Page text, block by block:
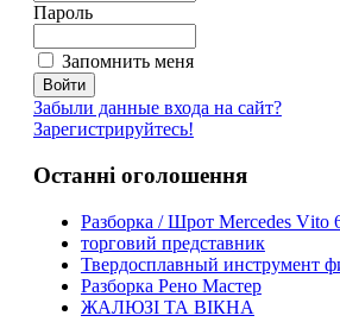
Пароль
Запомнить меня
Забыли данные входа на сайт?
Зарегистрируйтесь!
Останні оголошення
Paзбoркa / Шрoт Mеrсеdеs Vіto
торговий представник
Твердосплавный инструмент
Разборка Рено Мастер
ЖАЛЮЗІ ТА ВІКНА